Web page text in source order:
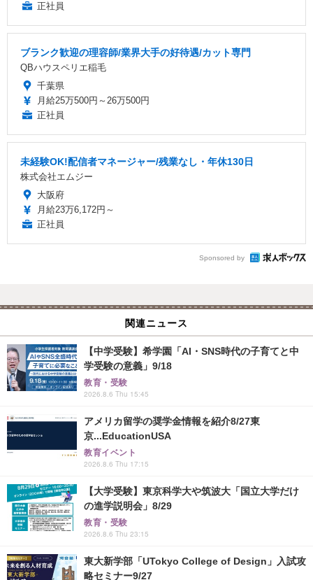
正社員
ブランク歓迎の理容師/業界大手の好待遇/カット専門
QBハウスペリエ稲毛
千葉県
月給25万500円～26万500円
正社員
未経験OK!配信者マネージャー/残業なし・年休130日
株式会社エムジー
大阪府
月給23万6,172円～
正社員
Sponsored by
関連ニュース
【中学受験】希学園「AI・SNS時代の子育てと中
学受験の意義」9/18
教育・受験
2026.8.6 Thu 15:45
アメリカ留学の奨学金情報を紹介8/27東
京...EducationUSA
教育イベント
2026.8.6 Thu 17:15
【大学受験】東京科学大や筑波大「国立大学だけ
の進学説明会」8/29
教育・受験
2026.8.6 Thu 23:15
東大新学部「UTokyo College of Design」入試攻
略セミナー9/27